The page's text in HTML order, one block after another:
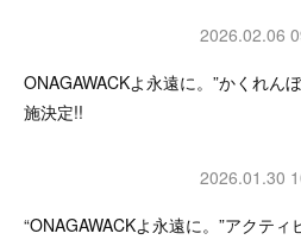
2026.02.06
ONAGAWACKよ永遠に。”かくれん
施決定!!
2026.01.30
“ONAGAWACKよ永遠に。”アクティ